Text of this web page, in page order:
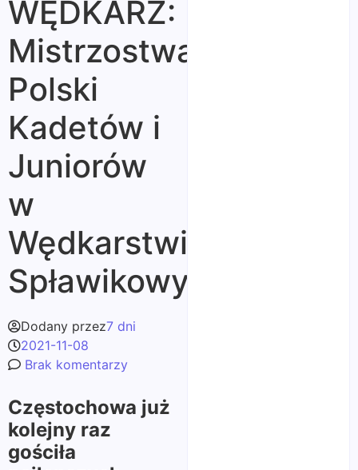
WĘDKARZ:
Mistrzostwa
Polski
Kadetów i
Juniorów
w
Wędkarstwie
Spławikowym
Dodany przez7 dni
2021-11-08
Brak komentarzy
Częstochowa już
kolejny raz
gościła